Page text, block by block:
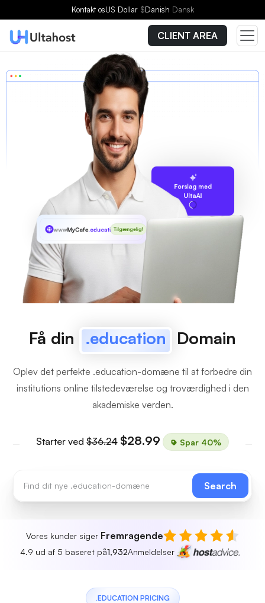
Kontakt osUS Dollar $Danish Dansk
CLIENT AREA
Forslag med
UltaAI
wwwMyCafe.educationTilgængelig!
Få din .education Domain
Oplev det perfekte .education-domæne til at forbedre din
institutions online tilstedeværelse og troværdighed i den
akademiske verden.
Starter ved $36.24 $28.99 Spar 40%
Search
Vores kunder siger Fremragende
4.9 ud af 5 baseret på1,932Anmeldelser
.EDUCATION PRICING